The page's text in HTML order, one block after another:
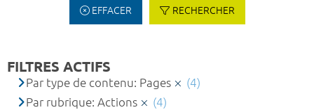
EFFACER RECHERCHER
FILTRES ACTIFS
Par type de contenu: Pages
(4)
Par rubrique: Actions
(4)